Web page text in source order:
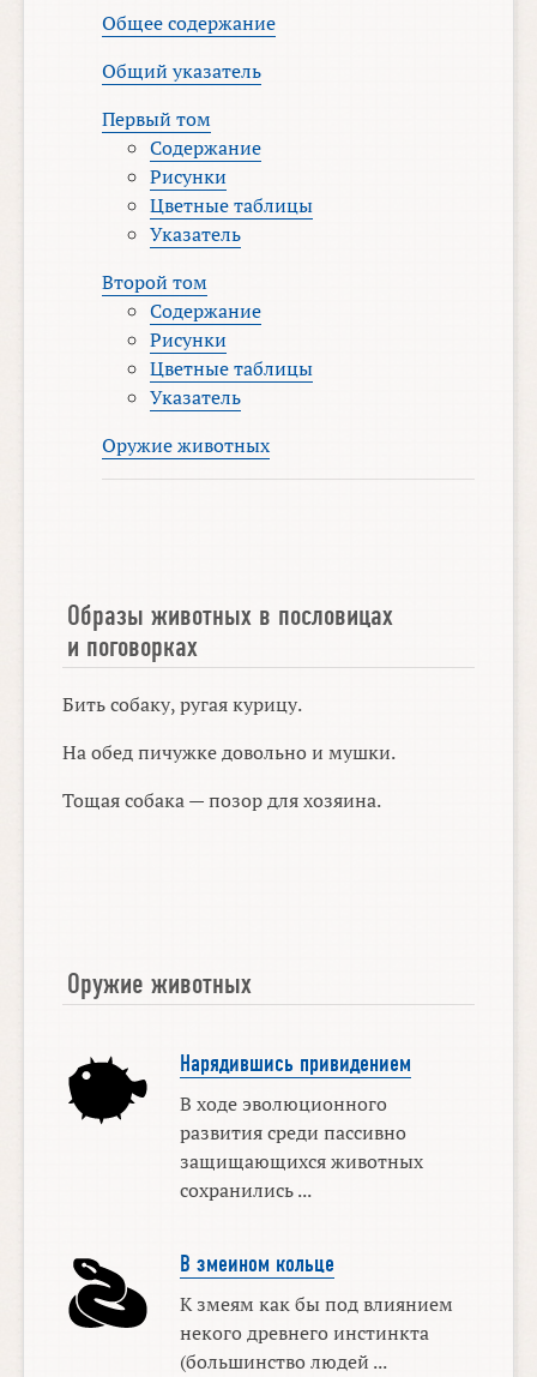
Общее содержание
Общий указатель
Первый том
Содержание
Рисунки
Цветные таблицы
Указатель
Второй том
Содержание
Рисунки
Цветные таблицы
Указатель
Оружие животных
Образы животных в пословицах
и поговорках
Бить собаку, ругая курицу.
На обед пичужке довольно и мушки.
Тощая собака — позор для хозяина.
Оружие животных
Нарядившись привидением
В ходе эволюционного
развития среди пассивно
защищающихся животных
сохранились ...
В змеином кольце
К змеям как бы под влиянием
некого древнего инстинкта
(большинство людей ...